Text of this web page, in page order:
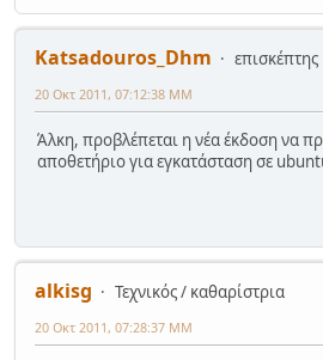
Katsadouros_Dhm
επισκέπτης
20 Οκτ 2011, 07:12:38 ΜΜ
Άλκη, προβλέπεται η νέα έκδοση να
αποθετήριο για εγκατάσταση σε
alkisg
Τεχνικός / καθαρίστρια
20 Οκτ 2011, 07:28:37 ΜΜ